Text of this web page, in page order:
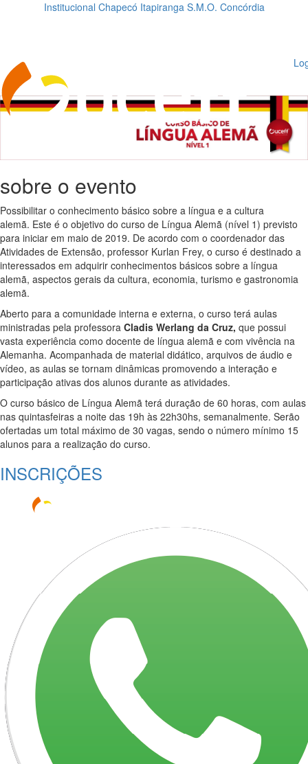
Institucional Chapecó Itapiranga S.M.O. Concórdia
sobre o evento
Possibilitar o conhecimento básico sobre a língua e a cultura
alemã. Este é o objetivo do curso de Língua Alemã (nível 1) previsto
para iniciar em maio de 2019. De acordo com o coordenador das
Atividades de Extensão, professor Kurlan Frey, o curso é destinado a
interessados em adquirir conhecimentos básicos sobre a língua
alemã, aspectos gerais da cultura, economia, turismo e gastronomia
alemã.
Aberto para a comunidade interna e externa, o curso terá aulas
ministradas pela professora Cladis Werlang da Cruz, que possui
vasta experiência como docente de língua alemã e com vivência na
Alemanha. Acompanhada de material didático, arquivos de áudio e
vídeo, as aulas se tornam dinâmicas promovendo a interação e
participação ativas dos alunos durante as atividades.
O curso básico de Língua Alemã terá duração de 60 horas, com aulas
nas quintasfeiras a noite das 19h às 22h30hs, semanalmente. Serão
ofertadas um total máximo de 30 vagas, sendo o número mínimo 15
alunos para a realização do curso.
INSCRIÇÕES